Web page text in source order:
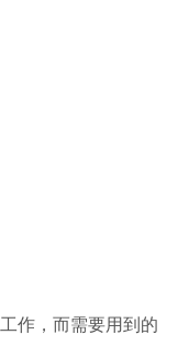
作，而需要用到的